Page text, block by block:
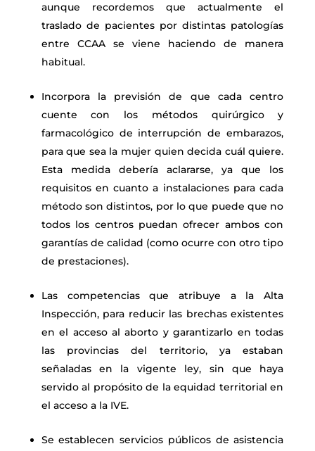
aunque recordemos que actualmente el
traslado de pacientes por distintas patologías
entre CCAA se viene haciendo de manera
habitual.
Incorpora la previsión de que cada centro
cuente con los métodos quirúrgico y
farmacológico de interrupción de embarazos,
para que sea la mujer quien decida cuál quiere.
Esta medida debería aclararse, ya que los
requisitos en cuanto a instalaciones para cada
método son distintos, por lo que puede que no
todos los centros puedan ofrecer ambos con
garantías de calidad (como ocurre con otro tipo
de prestaciones).
Las competencias que atribuye a la Alta
Inspección, para reducir las brechasexistentes
en el acceso al aborto y garantizarlo en todas
las provincias del territorio, ya estaban
señaladas en la vigente ley, sin que haya
servido al propósito de la equidad territorial en
el acceso a la IVE.
Se establecen servicios públicos de asistencia